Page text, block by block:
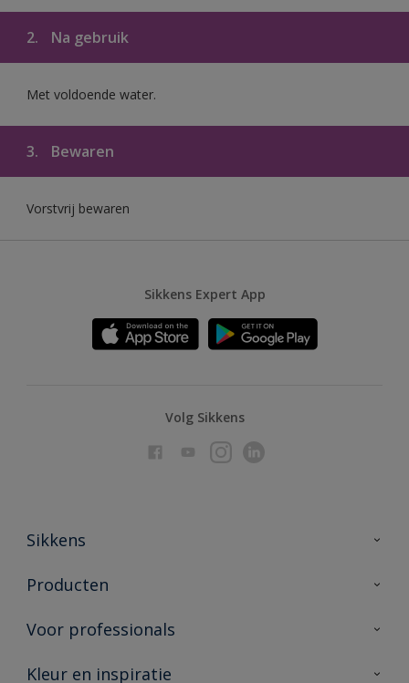
2. Na gebruik
Met voldoende water.
3. Bewaren
Vorstvrij bewaren
Sikkens Expert App
Volg Sikkens
Sikkens
Over Sikkens
Duurzaamheid
Producten
Producten voor binnen
Vind je verkooppunt
Voor professionals
Advies & service
Kleur en inspiratie